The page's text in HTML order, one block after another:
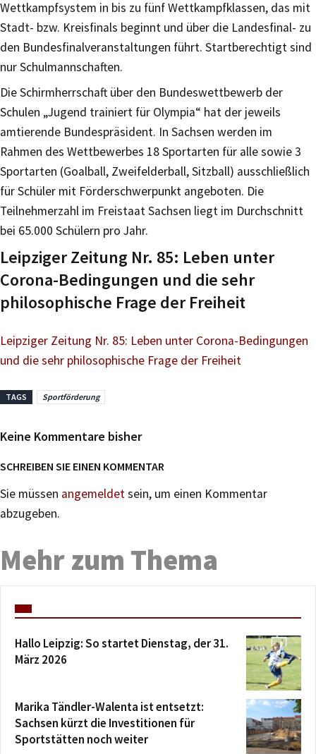
Wettkampfsystem in bis zu fünf Wettkampfklassen, das mit
Stadt- bzw. Kreisfinals beginnt und über die Landesfinal- zu
den Bundesfinalveranstaltungen führt. Startberechtigt sind
nur Schulmannschaften.
Die Schirmherrschaft über den Bundeswettbewerb der
Schulen „Jugend trainiert für Olympia“ hat der jeweils
amtierende Bundespräsident. In Sachsen werden im
Rahmen des Wettbewerbes 18 Sportarten für alle sowie 3
Sportarten (Goalball, Zweifelderball, Sitzball) ausschließlich
für Schüler mit Förderschwerpunkt angeboten. Die
Teilnehmerzahl im Freistaat Sachsen liegt im Durchschnitt
bei 65.000 Schülern pro Jahr.
Leipziger Zeitung Nr. 85: Leben unter
Corona-Bedingungen und die sehr
philosophische Frage der Freiheit
Leipziger Zeitung Nr. 85: Leben unter Corona-Bedingungen
und die sehr philosophische Frage der Freiheit
TAGS Sportförderung
Keine Kommentare bisher
SCHREIBEN SIE EINEN KOMMENTAR
Sie müssen angemeldetsein, um einen Kommentar
abzugeben.
Mehr zum Thema
Hallo Leipzig: So startet Dienstag, der 31.
März 2026
Marika Tändler-Walenta ist entsetzt:
Sachsen kürzt die Investitionen für
Sportstätten noch weiter